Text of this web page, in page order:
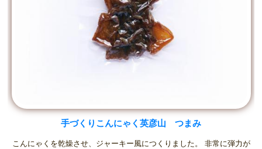
手づくりこんにゃく英彦山 つまみ
こんにゃくを乾燥させ、ジャーキー風につくりました。 非常に弾力が